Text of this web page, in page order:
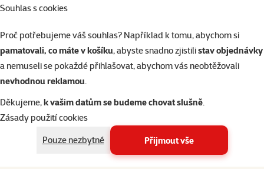
Souhlas s cookies
Proč potřebujeme váš souhlas? Například k tomu, abychom si
pamatovali, co máte v košíku, abyste snadno zjistilistav objednávky
a nemuseli se pokaždé přihlašovat, abychom vás neobtěžovali
nevhodnou reklamou.
Děkujeme,k vašim datům se budeme chovat slušně.
Zásady použití cookies
Pouze nezbytné
Přijmout vše
Jak se stát členem?
Z pohodlí domova